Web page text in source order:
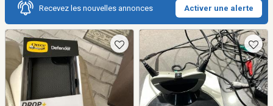
Recevez les nouvelles annonces Activer une alerte